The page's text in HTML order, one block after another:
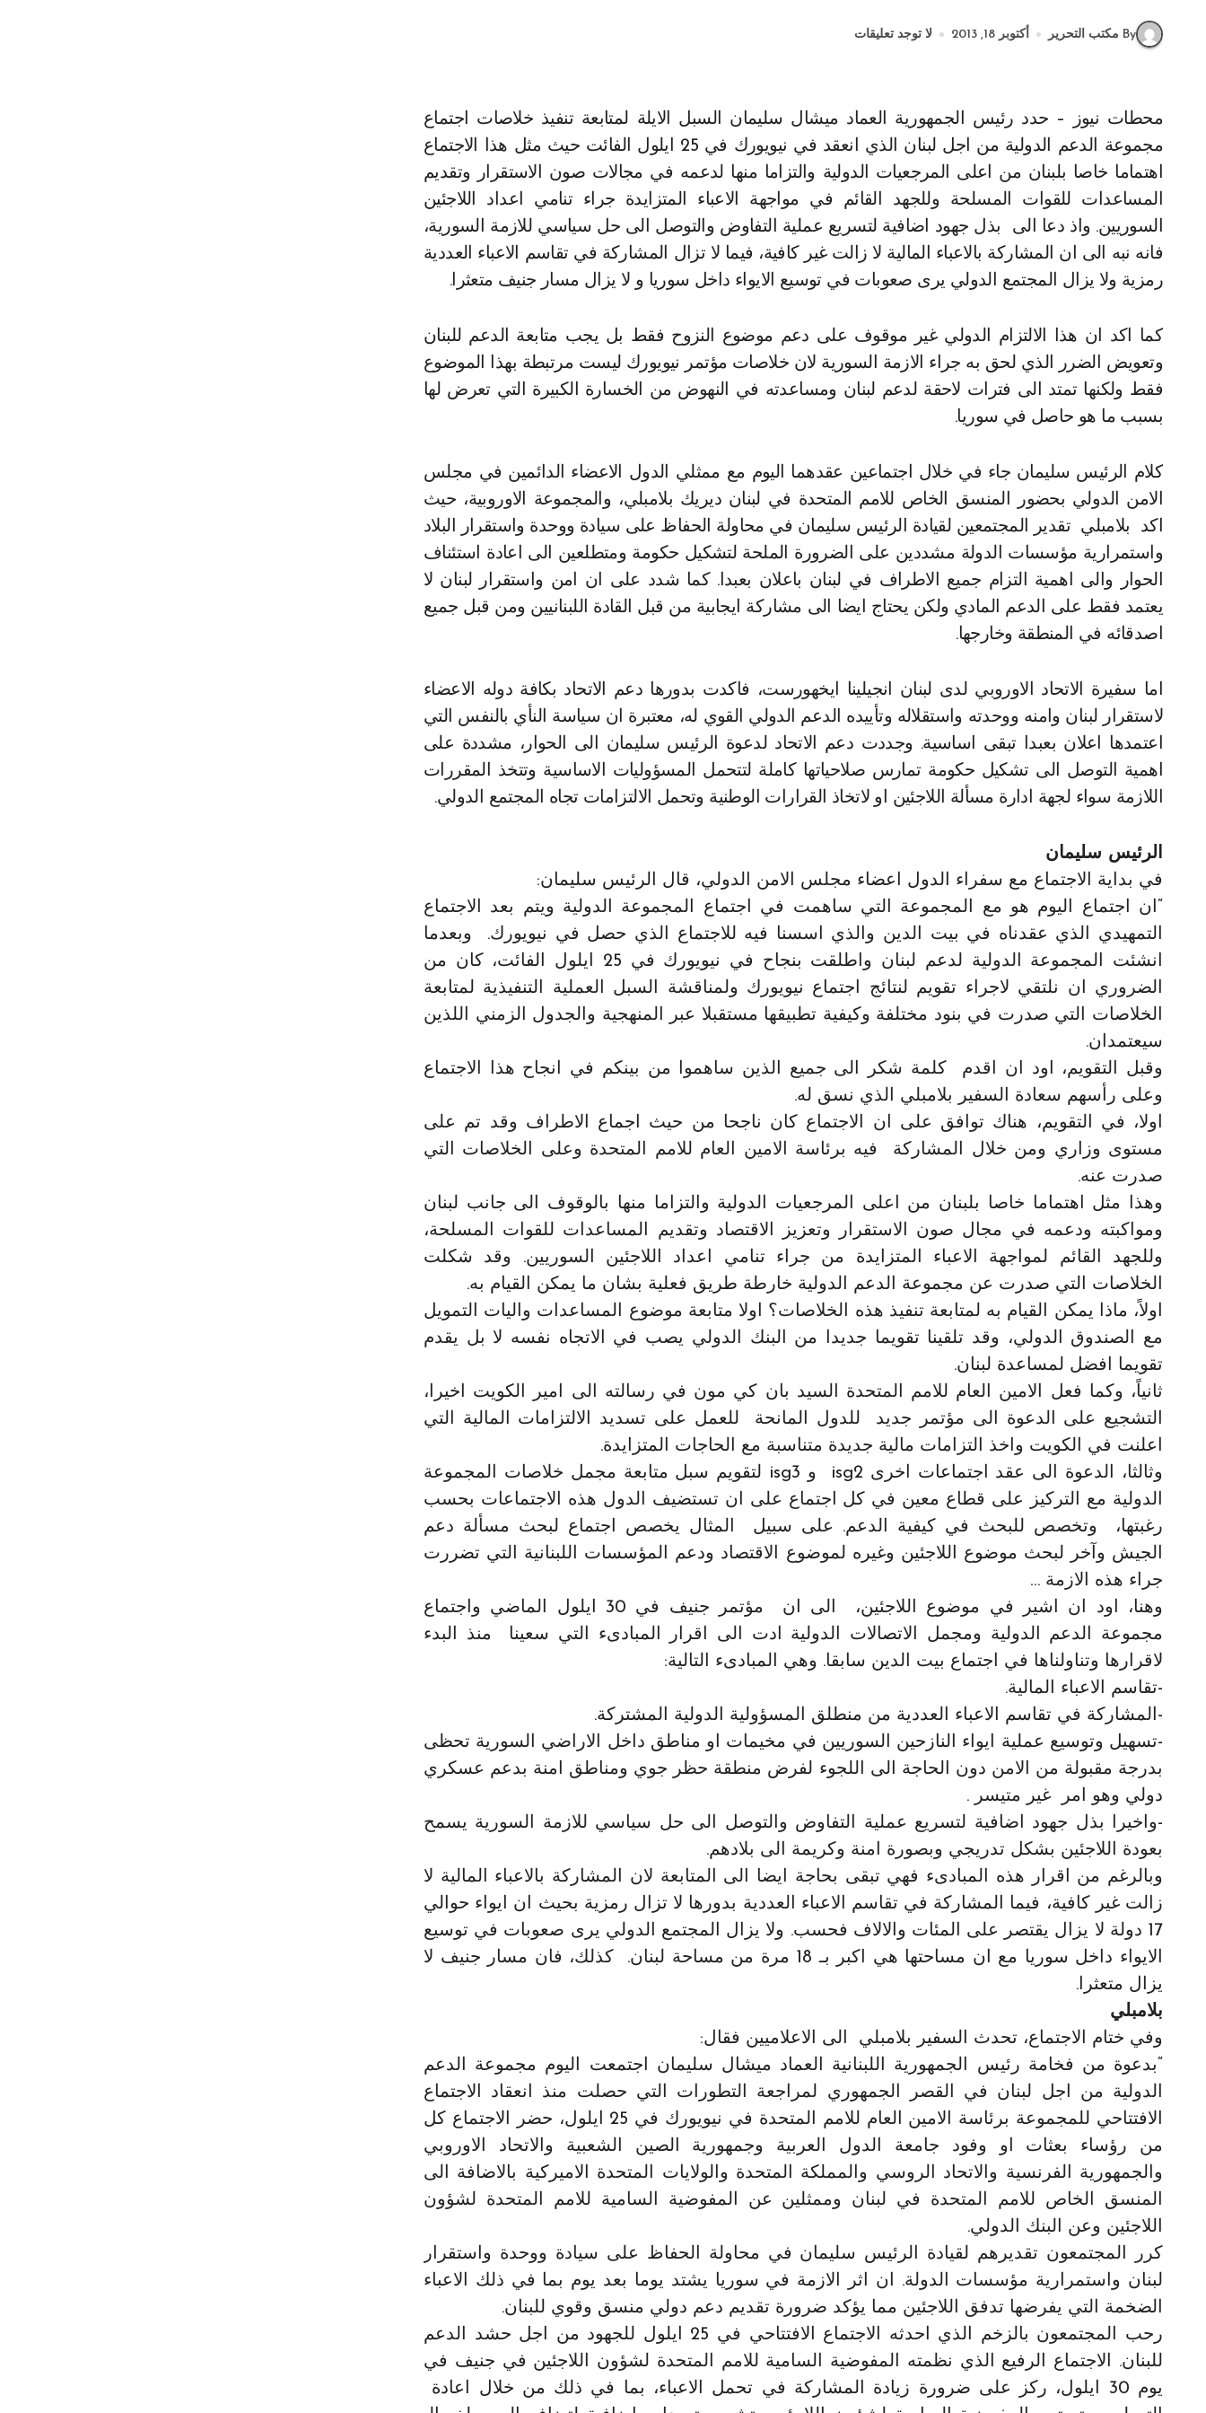
By مكتب التحرير أكتوبر 18, 2013 لا توجد تعليقات
محطات نيوز – حدد رئيس الجمهورية العماد ميشال سليمان السبل الايلة لمتابعة تنفيذ خلاصات اجتماع
مجموعة الدعم الدولية من اجل لبنان الذي انعقد في نيويورك في 25 ايلول الفائت حيث مثل هذا الاجتماع
اهتماما خاصا بلبنان من اعلى المرجعيات الدولية والتزاما منها لدعمه في مجالات صون الاستقرار وتقديم
المساعدات للقوات المسلحة وللجهد القائم في مواجهة الاعباء المتزايدة جراء تنامي اعداد اللاجئين
السوريين. واذ دعا الى بذل جهود اضافية لتسريع عملية التفاوض والتوصل الى حل سياسي للازمة السورية،
فانه نبه الى ان المشاركة بالاعباء المالية لا زالت غير كافية، فيما لا تزال المشاركة في تقاسم الاعباء العددية
رمزية ولا يزال المجتمع الدولي يرى صعوبات في توسيع الايواء داخل سوريا و لا يزال مسار جنيف متعثرا.
كما اكد ان هذا الالتزام الدولي غير موقوف على دعم موضوع النزوح فقط بل يجب متابعة الدعم للبنان
وتعويض الضرر الذي لحق به جراء الازمة السورية لان خلاصات مؤتمر نيويورك ليست مرتبطة بهذا الموضوع
فقط ولكنها تمتد الى فترات لاحقة لدعم لبنان ومساعدته في النهوض من الخسارة الكبيرة التي تعرض لها
بسبب ما هو حاصل في سوريا.
كلام الرئيس سليمان جاء في خلال اجتماعين عقدهما اليوم مع ممثلي الدول الاعضاء الدائمين في مجلس
الامن الدولي بحضور المنسق الخاص للامم المتحدة في لبنان ديريك بلامبلي، والمجموعة الاوروبية، حيث
اكد بلامبلي تقدير المجتمعين لقيادة الرئيس سليمان في محاولة الحفاظ على سيادة ووحدة واستقرار البلاد
واستمرارية مؤسسات الدولة مشددين على الضرورة الملحة لتشكيل حكومة ومتطلعين الى اعادة استئناف
الحوار والى اهمية التزام جميع الاطراف في لبنان باعلان بعبدا. كما شدد على ان امن واستقرار لبنان لا
يعتمد فقط على الدعم المادي ولكن يحتاج ايضا الى مشاركة ايجابية من قبل القادة اللبنانيين ومن قبل جميع
اصدقائه في المنطقة وخارجها.
اما سفيرة الاتحاد الاوروبي لدى لبنان انجيلينا ايخهورست، فاكدت بدورها دعم الاتحاد بكافة دوله الاعضاء
لاستقرار لبنان وامنه ووحدته واستقلاله وتأييده الدعم الدولي القوي له، معتبرة ان سياسة النأي بالنفس التي
اعتمدها اعلان بعبدا تبقى اساسية. وجددت دعم الاتحاد لدعوة الرئيس سليمان الى الحوار، مشددة على
اهمية التوصل الى تشكيل حكومة تمارس صلاحياتها كاملة لتتحمل المسؤوليات الاساسية وتتخذ المقررات
اللازمة سواء لجهة ادارة مسألة اللاجئين او لاتخاذ القرارات الوطنية وتحمل الالتزامات تجاه المجتمع الدولي.
الرئيس سليمان
في بداية الاجتماع مع سفراء الدول اعضاء مجلس الامن الدولي، قال الرئيس سليمان:
“ان اجتماع اليوم هو مع المجموعة التي ساهمت في اجتماع المجموعة الدولية ويتم بعد الاجتماع
التمهيدي الذي عقدناه في بيت الدين والذي اسسنا فيه للاجتماع الذي حصل في نيويورك. وبعدما
انشئت المجموعة الدولية لدعم لبنان واطلقت بنجاح في نيويورك في 25 ايلول الفائت، كان من
الضروري ان نلتقي لاجراء تقويم لنتائج اجتماع نيويورك ولمناقشة السبل العملية التنفيذية لمتابعة
الخلاصات التي صدرت في بنود مختلفة وكيفية تطبيقها مستقبلا عبر المنهجية والجدول الزمني اللذين
سيعتمدان.
وقبل التقويم، اود ان اقدم كلمة شكر الى جميع الذين ساهموا من بينكم في انجاح هذا الاجتماع
وعلى رأسهم سعادة السفير بلامبلي الذي نسق له.
اولا، في التقويم، هناك توافق على ان الاجتماع كان ناجحا من حيث اجماع الاطراف وقد تم على
مستوى وزاري ومن خلال المشاركة فيه برئاسة الامين العام للامم المتحدة وعلى الخلاصات التي
صدرت عنه.
وهذا مثل اهتماما خاصا بلبنان من اعلى المرجعيات الدولية والتزاما منها بالوقوف الى جانب لبنان
ومواكبته ودعمه في مجال صون الاستقرار وتعزيز الاقتصاد وتقديم المساعدات للقوات المسلحة،
وللجهد القائم لمواجهة الاعباء المتزايدة من جراء تنامي اعداد اللاجئين السوريين. وقد شكلت
الخلاصات التي صدرت عن مجموعة الدعم الدولية خارطة طريق فعلية بشان ما يمكن القيام به.
اولاً، ماذا يمكن القيام به لمتابعة تنفيذ هذه الخلاصات؟ اولا متابعة موضوع المساعدات واليات التمويل
مع الصندوق الدولي، وقد تلقينا تقويما جديدا من البنك الدولي يصب في الاتجاه نفسه لا بل يقدم
تقويما افضل لمساعدة لبنان.
ثانياً، وكما فعل الامين العام للامم المتحدة السيد بان كي مون في رسالته الى امير الكويت اخيرا،
التشجيع على الدعوة الى مؤتمر جديد للدول المانحة للعمل على تسديد الالتزامات المالية التي
اعلنت في الكويت واخذ التزامات مالية جديدة متناسبة مع الحاجات المتزايدة.
وثالثا، الدعوة الى عقد اجتماعات اخرى isg2 و isg3 لتقويم سبل متابعة مجمل خلاصات المجموعة
الدولية مع التركيز على قطاع معين في كل اجتماع على ان تستضيف الدول هذه الاجتماعات بحسب
رغبتها، وتخصص للبحث في كيفية الدعم. على سبيل المثال يخصص اجتماع لبحث مسألة دعم
الجيش وآخر لبحث موضوع اللاجئين وغيره لموضوع الاقتصاد ودعم المؤسسات اللبنانية التي تضررت
جراء هذه الازمة …
وهنا، اود ان اشير في موضوع اللاجئين، الى ان مؤتمر جنيف في 30 ايلول الماضي واجتماع
مجموعة الدعم الدولية ومجمل الاتصالات الدولية ادت الى اقرار المبادىء التي سعينا منذ البدء
لاقرارها وتناولناها في اجتماع بيت الدين سابقا. وهي المبادىء التالية:
-تقاسم الاعباء المالية.
-المشاركة في تقاسم الاعباء العددية من منطلق المسؤولية الدولية المشتركة.
-تسهيل وتوسيع عملية ايواء النازحين السوريين في مخيمات او مناطق داخل الاراضي السورية تحظى
بدرجة مقبولة من الامن دون الحاجة الى اللجوء لفرض منطقة حظر جوي ومناطق امنة بدعم عسكري
دولي وهو امر غير متيسر .
-واخيرا بذل جهود اضافية لتسريع عملية التفاوض والتوصل الى حل سياسي للازمة السورية يسمح
بعودة اللاجئين بشكل تدريجي وبصورة امنة وكريمة الى بلادهم.
وبالرغم من اقرار هذه المبادىء فهي تبقى بحاجة ايضا الى المتابعة لان المشاركة بالاعباء المالية لا
زالت غير كافية، فيما المشاركة في تقاسم الاعباء العددية بدورها لا تزال رمزية بحيث ان ايواء حوالي
17 دولة لا يزال يقتصر على المئات والالاف فحسب. ولا يزال المجتمع الدولي يرى صعوبات في توسيع
الايواء داخل سوريا مع ان مساحتها هي اكبر بـ 18 مرة من مساحة لبنان. كذلك، فان مسار جنيف لا
يزال متعثرا.
بلامبلي
وفي ختام الاجتماع، تحدث السفير بلامبلي الى الاعلاميين فقال:
“بدعوة من فخامة رئيس الجمهورية اللبنانية العماد ميشال سليمان اجتمعت اليوم مجموعة الدعم
الدولية من اجل لبنان في القصر الجمهوري لمراجعة التطورات التي حصلت منذ انعقاد الاجتماع
الافتتاحي للمجموعة برئاسة الامين العام للامم المتحدة في نيويورك في 25 ايلول، حضر الاجتماع كل
من رؤساء بعثات او وفود جامعة الدول العربية وجمهورية الصين الشعبية والاتحاد الاوروبي
والجمهورية الفرنسية والاتحاد الروسي والمملكة المتحدة والولايات المتحدة الاميركية بالاضافة الى
المنسق الخاص للامم المتحدة في لبنان وممثلين عن المفوضية السامية للامم المتحدة لشؤون
اللاجئين وعن البنك الدولي.
كرر المجتمعون تقديرهم لقيادة الرئيس سليمان في محاولة الحفاظ على سيادة ووحدة واستقرار
لبنان واستمرارية مؤسسات الدولة. ان اثر الازمة في سوريا يشتد يوما بعد يوم بما في ذلك الاعباء
الضخمة التي يفرضها تدفق اللاجئين مما يؤكد ضرورة تقديم دعم دولي منسق وقوي للبنان.
رحب المجتمعون بالزخم الذي احدثه الاجتماع الافتتاحي في 25 ايلول للجهود من اجل حشد الدعم
للبنان. الاجتماع الرفيع الذي نظمته المفوضية السامية للامم المتحدة لشؤون اللاجئين في جنيف في
يوم 30 ايلول، ركز على ضرورة زيادة المشاركة في تحمل الاعباء، بما في ذلك من خلال اعادة